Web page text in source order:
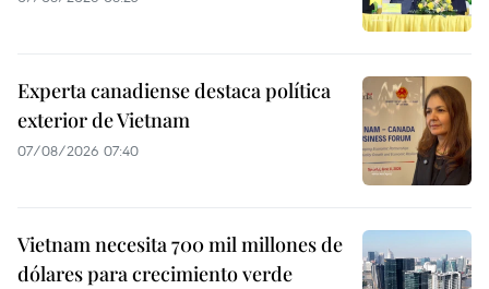
Experta canadiense destaca política
exterior de Vietnam
07/08/2026 07:40
Vietnam necesita 700 mil millones de
dólares para crecimiento verde